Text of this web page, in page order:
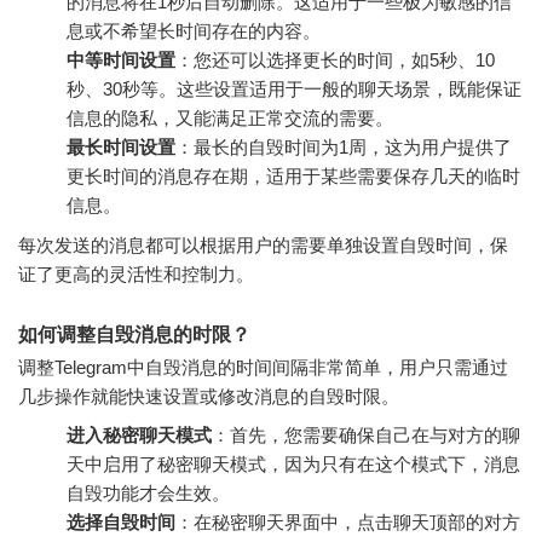
息或不希望长时间存在的内容。
中等时间设置 ：您还可以选择更长的时间，如5秒、10
秒、30秒等。这些设置适用于一般的聊天场景，既能保证
信息的隐私，又能满足正常交流的需要。
最长时间设置 ：最长的自毁时间为1周，这为用户提供了
更长时间的消息存在期，适用于某些需要保存几天的临时
信息。
每次发送的消息都可以根据用户的需要单独设置自毁时间，保
证了更高的灵活性和控制力。
如何调整自毁消息的时限？
调整Telegram中自毁消息的时间间隔非常简单，用户只需通过
几步操作就能快速设置或修改消息的自毁时限。
进入秘密聊天模式 ：首先，您需要确保自己在与对方的聊
天中启用了秘密聊天模式，因为只有在这个模式下，消息
自毁功能才会生效。
选择自毁时间 ：在秘密聊天界面中，点击聊天顶部的对方